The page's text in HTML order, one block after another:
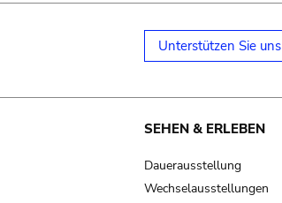
Unterstützen Sie uns
SEHEN & ERLEBEN
Dauerausstellung
Wechselausstellungen